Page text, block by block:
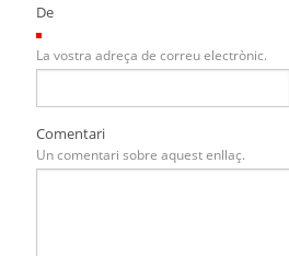
De
La vostra adreça de correu electrònic.
Comentari
Un comentari sobre aquest enllaç.